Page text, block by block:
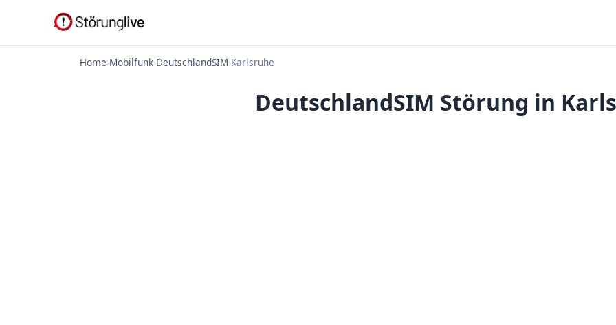
Home›Mobilfunk›DeutschlandSIM›Karlsruhe
DeutschlandSIM Störung in